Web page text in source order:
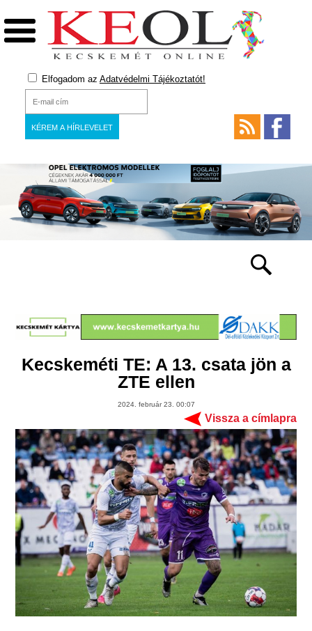
Elfogadom az Adatvédelmi Tájékoztatót!
Kecskeméti TE: A 13. csata jön a
ZTE ellen
2024. február 23. 00:07
Vissza a címlapra